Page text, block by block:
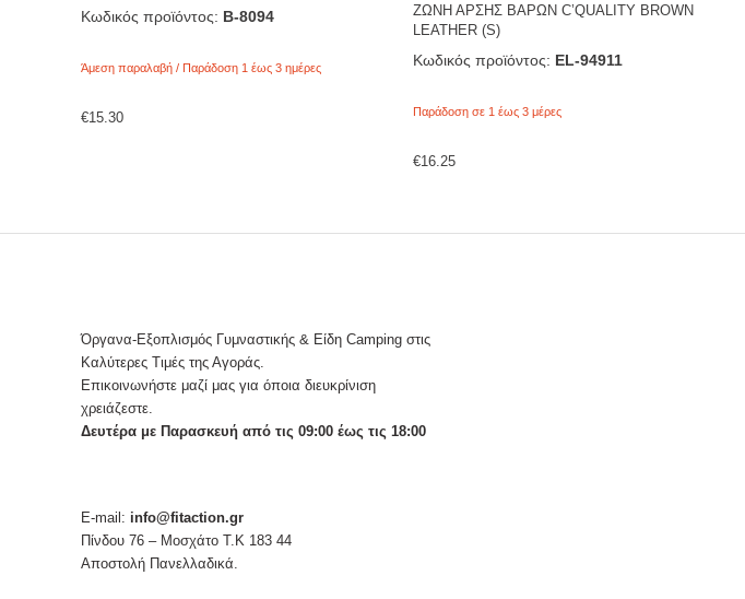
Κωδικός προϊόντος: Β-8094
Άμεση παραλαβή / Παράδοση 1 έως 3 ημέρες
€15.30
ΖΩΝΗ ΑΡΣΗΣ ΒΑΡΩΝ C’QUALITY BROWN
LEATHER (S)
Κωδικός προϊόντος: EL-94911
Παράδοση σε 1 έως 3 μέρες
€16.25
Όργανα-Εξοπλισμός Γυμναστικής & Είδη Camping στις
Καλύτερες Τιμές της Αγοράς.
Επικοινωνήστε μαζί μας για όποια διευκρίνιση
χρειάζεστε.
Δευτέρα με Παρασκευή από τις 09:00 έως τις 18:00
E-mail: info@fitaction.gr
Πίνδου 76 – Μοσχάτο Τ.Κ 183 44
Αποστολή Πανελλαδικά.